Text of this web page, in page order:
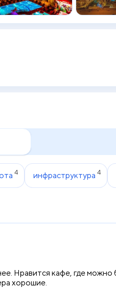
4 инфраструктура 4
Нравится кафе, где можно
хорошие.